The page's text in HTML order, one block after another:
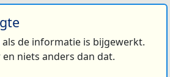
de informatie is bijgewerkt.
niets anders dan dat.